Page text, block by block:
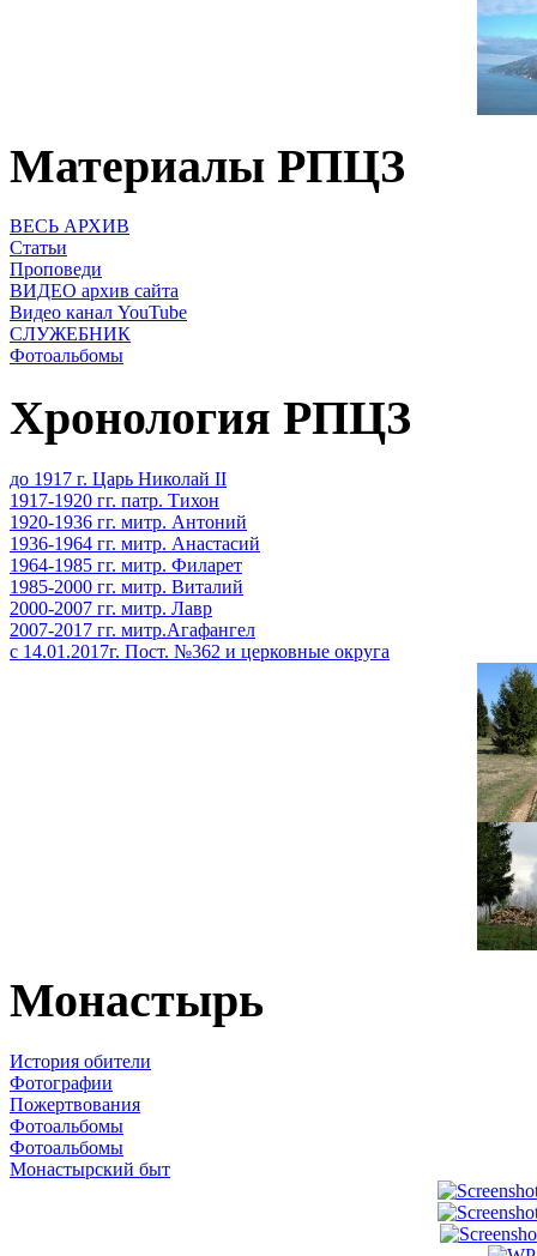
Материалы РПЦЗ
ВЕСЬ АРХИВ
Статьи
Проповеди
ВИДЕО архив сайта
Видео канал YouTube
СЛУЖЕБНИК
Фотоальбомы
Хронология РПЦЗ
до 1917 г. Царь Николай II
1917-1920 гг. патр. Тихон
1920-1936 гг. митр. Антоний
1936-1964 гг. митр. Анастасий
1964-1985 гг. митр. Филарет
1985-2000 гг. митр. Виталий
2000-2007 гг. митр. Лавр
2007-2017 гг. митр.Агафангел
с 14.01.2017г. Пост. №362 и церковные округа
Монастырь
История обители
Фотографии
Пожертвования
Фотоальбомы
Фотоальбомы
Монастырский быт